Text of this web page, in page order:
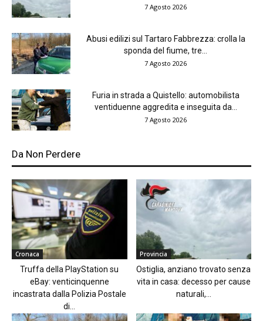
7 Agosto 2026
Abusi edilizi sul Tartaro Fabbrezza: crolla la
sponda del fiume, tre...
7 Agosto 2026
Furia in strada a Quistello: automobilista
ventiduenne aggredita e inseguita da...
7 Agosto 2026
Da Non Perdere
Cronaca
Truffa della PlayStation su
eBay: venticinquenne
incastrata dalla Polizia Postale
di...
Provincia
Ostiglia, anziano trovato senza
vita in casa: decesso per cause
naturali,...